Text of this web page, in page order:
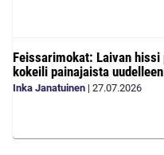
Feissarimokat: Laivan hissi
kokeili painajaista uudelleen
Inka Janatuinen | 27.07.2026